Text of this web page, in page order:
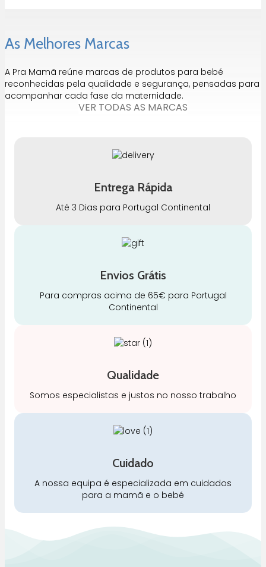
As Melhores Marcas
A Pra Mamã reúne marcas de produtos para bebé
reconhecidas pela qualidade e segurança, pensadas para
acompanhar cada fase da maternidade.
VER TODAS AS MARCAS
Entrega Rápida
Até 3 Dias para Portugal Continental
Envios Grátis
Para compras acima de 65€ para Portugal
Continental
Qualidade
Somos especialistas e justos no nosso trabalho
Cuidado
A nossa equipa é especializada em cuidados
para a mamã e o bebé